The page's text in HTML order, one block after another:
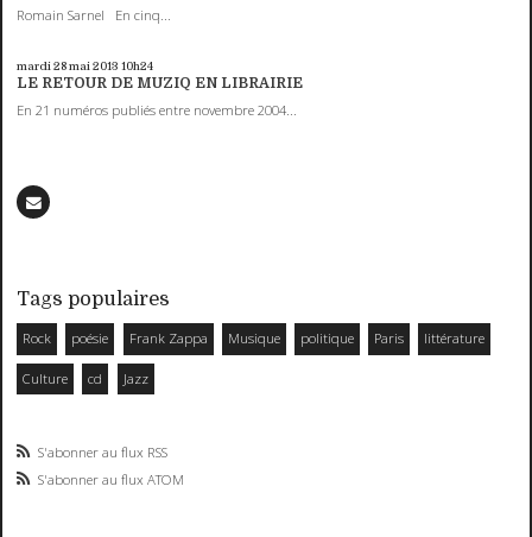
Romain Sarnel En cinq...
mardi 28mai 2013 10h24
LE RETOUR DE MUZIQ EN LIBRAIRIE
En 21 numéros publiés entre novembre 2004...
Tags populaires
Rock poésie Frank Zappa Musique politique Paris littérature
Culture cd Jazz
S'abonner au flux RSS
S'abonner au flux ATOM